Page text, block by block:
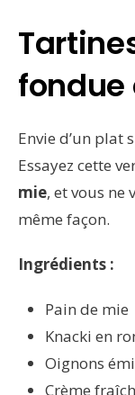
fondue
Envie d’un plat
Essayez cette
mie, et vous ne
même façon.
Ingrédients :
Pain de mie
Knacki en
Oignons
Crème